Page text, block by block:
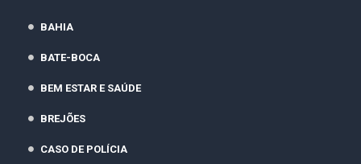
BAHIA
BATE-BOCA
BEM ESTAR E SAÚDE
BREJÕES
CASO DE POLÍCIA